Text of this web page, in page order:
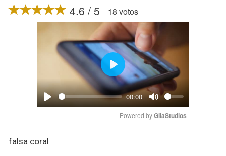
4.6 / 5 18 votos
Play
00:00
Mute
Play
Powered by GliaStudios
falsa coral